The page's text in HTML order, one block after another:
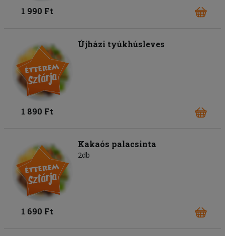
1 990 Ft
Újházi tyúkhúsleves
1 890 Ft
Kakaós palacsinta
2db
1 690 Ft